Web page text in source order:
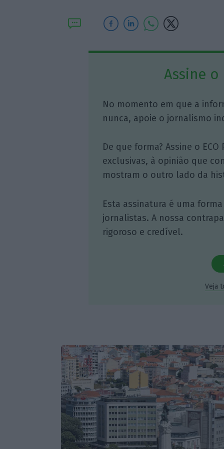
Assine o
No momento em que a
nunca, apoie o jornalismo
De que forma? Assine o
exclusivas, à opinião que
mostram o outro lado da
Esta assinatura é uma
jornalistas. A nossa
rigoroso e credível.
Veja